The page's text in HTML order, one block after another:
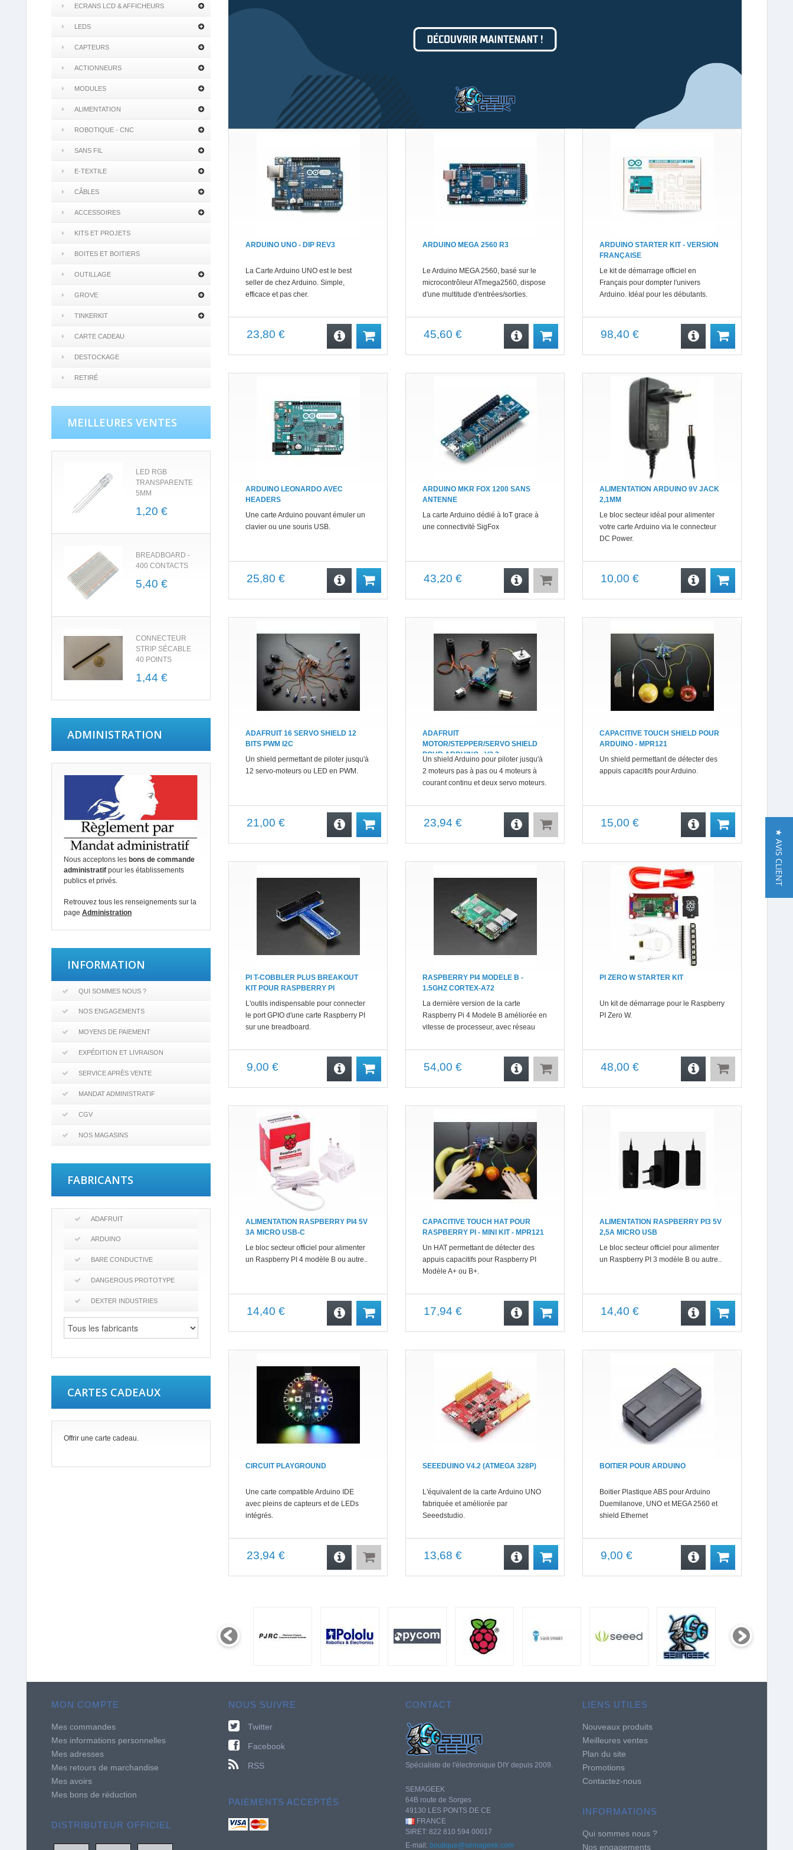
ECRANS LCD & AFFICHEURS
LEDS
CAPTEURS
ACTIONNEURS
MODULES
ALIMENTATION
ROBOTIQUE - CNC
SANS FIL
E-TEXTILE
CÂBLES
ACCESSOIRES
KITS ET PROJETS
BOITES ET BOITIERS
OUTILLAGE
GROVE
TINKERKIT
CARTE CADEAU
DESTOCKAGE
RETIRÉ
MEILLEURES VENTES
LED RGB
TRANSPARENTE
5MM
1,20 €
BREADBOARD -
400 CONTACTS
5,40 €
CONNECTEUR
STRIP SÉCABLE
40 POINTS
1,44 €
ADMINISTRATION
Nous acceptons les bons de commande
administratif pour les établissements
publics et privés.
Retrouvez tous les renseignements sur la
page Administration
INFORMATION
QUI SOMMES NOUS ?
NOS ENGAGEMENTS
MOYENS DE PAIEMENT
EXPÉDITION ET LIVRAISON
SERVICE APRÈS VENTE
MANDAT ADMINISTRATIF
CGV
NOS MAGASINS
FABRICANTS
ADAFRUIT
ARDUINO
BARE CONDUCTIVE
DANGEROUS PROTOTYPE
DEXTER INDUSTRIES
CARTES CADEAUX
Offrir une carte cadeau.
ARDUINO UNO - DIP REV3
La Carte Arduino UNO est le best
seller de chez Arduino. Simple,
efficace et pas cher.
23,80 €
ARDUINO MEGA 2560 R3
Le Arduino MEGA 2560, basé sur le
microcontrôleur ATmega2560, dispose
d'une multitude d'entrées/sorties.
45,60 €
ARDUINO STARTER KIT - VERSION
FRANÇAISE
Le kit de démarrage officiel en
Français pour dompter l'univers
Arduino. Idéal pour les débutants.
98,40 €
ARDUINO LEONARDO AVEC
HEADERS
Une carte Arduino pouvant émuler un
clavier ou une souris USB.
25,80 €
ARDUINO MKR FOX 1200 SANS
ANTENNE
La carte Arduino dédié à IoT grace à
une connectivité SigFox
43,20 €
ALIMENTATION ARDUINO 9V JACK
2,1MM
Le bloc secteur idéal pour alimenter
votre carte Arduino via le connecteur
DC Power.
10,00 €
ADAFRUIT 16 SERVO SHIELD 12
BITS PWM I2C
Un shield permettant de piloter jusqu'à
12 servo-moteurs ou LED en PWM.
21,00 €
ADAFRUIT
MOTOR/STEPPER/SERVO SHIELD
POUR ARDUINO - V2.3
Un shield Arduino pour piloter jusqu'à
2 moteurs pas à pas ou 4 moteurs à
courant continu et deux servo moteurs.
23,94 €
CAPACITIVE TOUCH SHIELD POUR
ARDUINO - MPR121
Un shield permettant de détecter des
appuis capacitifs pour Arduino.
15,00 €
PI T-COBBLER PLUS BREAKOUT
KIT POUR RASPBERRY PI
L'outils indispensable pour connecter
le port GPIO d'une carte Raspberry PI
sur une breadboard.
9,00 €
RASPBERRY PI4 MODELE B -
1.5GHZ CORTEX-A72
La dernière version de la carte
Raspberry Pi 4 Modele B améliorée en
vitesse de processeur, avec réseau
54,00 €
PI ZERO W STARTER KIT
Un kit de démarrage pour le Raspberry
PI Zero W.
48,00 €
ALIMENTATION RASPBERRY PI4 5V
3A MICRO USB-C
Le bloc secteur officiel pour alimenter
un Raspberry PI 4 modèle B ou autre..
14,40 €
CAPACITIVE TOUCH HAT POUR
RASPBERRY PI - MINI KIT - MPR121
Un HAT permettant de détecter des
appuis capacitifs pour Raspberry PI
Modèle A+ ou B+.
17,94 €
ALIMENTATION RASPBERRY PI3 5V
2,5A MICRO USB
Le bloc secteur officiel pour alimenter
un Raspberry PI 3 modèle B ou autre..
14,40 €
CIRCUIT PLAYGROUND
Une carte compatible Arduino IDE
avec pleins de capteurs et de LEDs
intégrés.
23,94 €
SEEEDUINO V4.2 (ATMEGA 328P)
L'équivalent de la carte Arduino UNO
fabriquée et améliorée par
Seeedstudio.
13,68 €
BOITIER POUR ARDUINO
Boitier Plastique ABS pour Arduino
Duemilanove, UNO et MEGA 2560 et
shield Ethernet
9,00 €
MON COMPTE
Mes commandes
Mes informations personnelles
Mes adresses
Mes retours de marchandise
Mes avoirs
Mes bons de réduction
DISTRIBUTEUR OFFICIEL
NOUS SUIVRE
Twitter
Facebook
RSS
PAIEMENTS ACCEPTÉS
CONTACT
Spécialiste de l'électronique DIY depuis 2009.
SEMAGEEK
64B route de Sorges
49130 LES PONTS DE CE
FRANCE
SIRET: 822 810 594 00017
E-mail: boutique@semageek.com
LIENS UTILES
Nouveaux produits
Meilleures ventes
Plan du site
Promotions
Contactez-nous
INFORMATIONS
Qui sommes nous ?
Nos engagements
★ AVIS CLIENT